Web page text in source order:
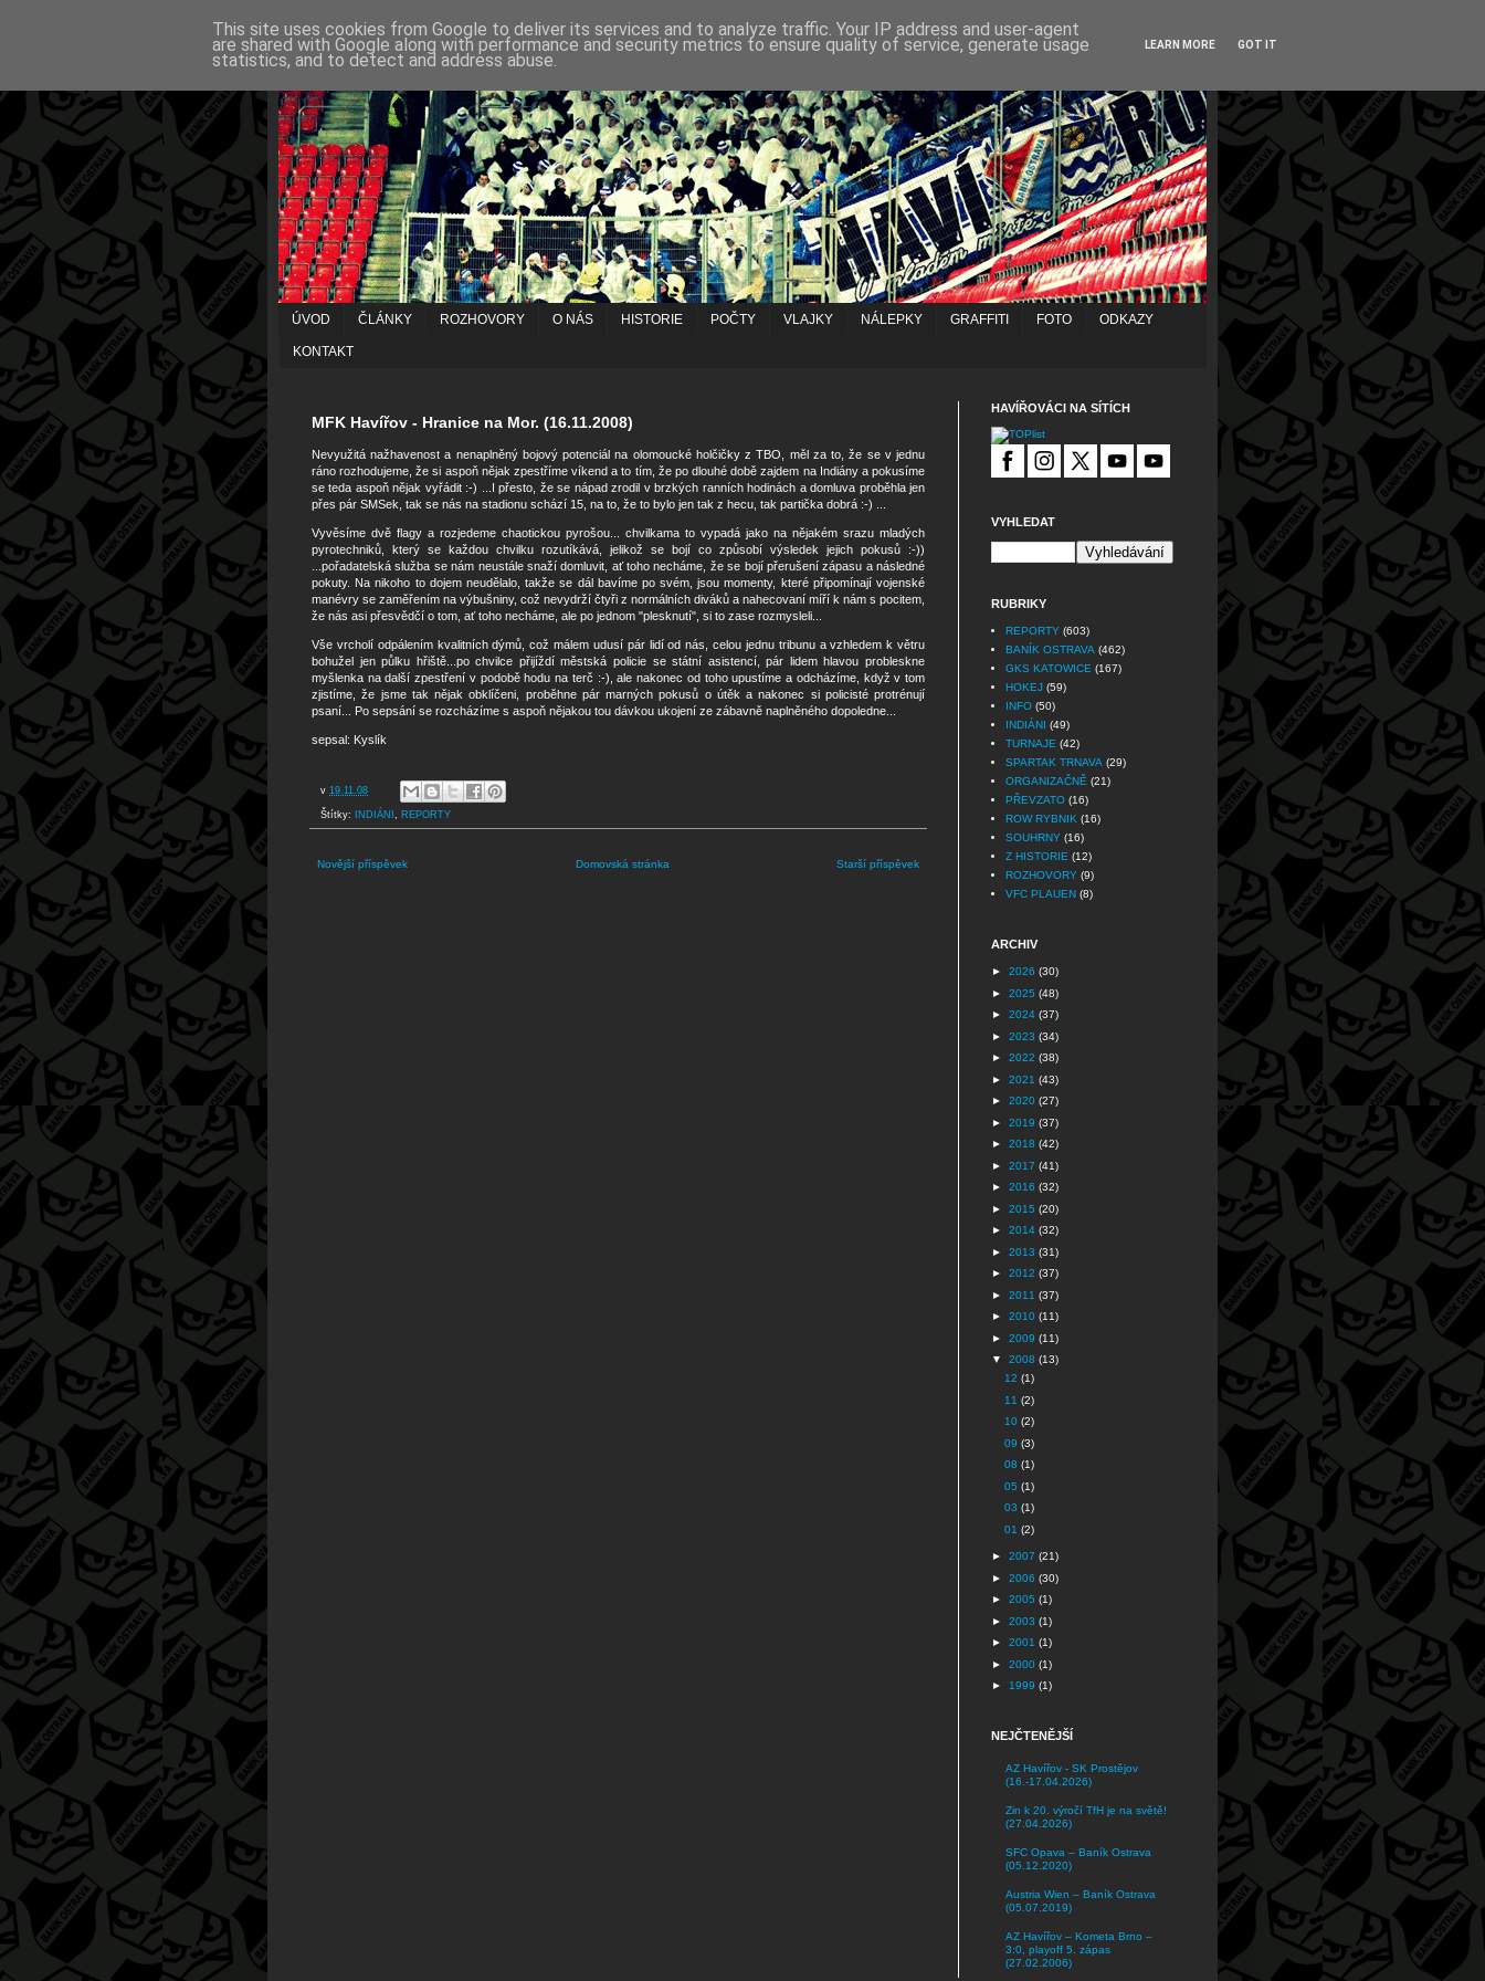
ÚVOD ČLÁNKY ROZHOVORY O NÁS HISTORIE POČTY VLAJKY NÁLEPKY GRAFFITI FOTO ODKAZY
KONTAKT
MFK Havířov - Hranice na Mor. (16.11.2008)
Nevyužitá nažhavenost a nenaplněný bojový potenciál na olomoucké holčičky z TBO, měl za to, že se v jednu
ráno rozhodujeme, že si aspoň nějak zpestříme víkend a to tím, že po dlouhé době zajdem na Indiány a pokusíme
se teda aspoň nějak vyřádit :-) ...I přesto, že se nápad zrodil v brzkých ranních hodinách a domluva proběhla jen
přes pár SMSek, tak se nás na stadionu schází 15, na to, že to bylo jen tak z hecu, tak partička dobrá :-) ...
Vyvěsíme dvě flagy a rozjedeme chaotickou pyrošou... chvilkama to vypadá jako na nějakém srazu mladých
pyrotechniků, který se každou chvilku rozutíkává, jelikož se bojí co způsobí výsledek jejich pokusů :-))
...pořadatelská služba se nám neustále snaží domluvit, ať toho necháme, že se bojí přerušení zápasu a následné
pokuty. Na nikoho to dojem neudělalo, takže se dál bavíme po svém, jsou momenty, které připomínají vojenské
manévry se zaměřením na výbušniny, což nevydrží čtyři z normálních diváků a nahecovaní míří k nám s pocitem,
že nás asi přesvědčí o tom, ať toho necháme, ale po jednom "plesknutí", si to zase rozmysleli...
Vše vrcholí odpálením kvalitních dýmů, což málem udusí pár lidí od nás, celou jednu tribunu a vzhledem k větru
bohužel jen půlku hřiště...po chvilce přijíždí městská policie se státní asistencí, pár lidem hlavou probleskne
myšlenka na další zpestření v podobě hodu na terč :-), ale nakonec od toho upustíme a odcházíme, když v tom
zjistíme, že jsme tak nějak obklíčeni, proběhne pár marných pokusů o útěk a nakonec si policisté protrénují
psaní... Po sepsání se rozcházíme s aspoň nějakou tou dávkou ukojení ze zábavně naplněného dopoledne...
sepsal: Kyslík
v 19.11.08
Štítky: INDIÁNI , REPORTY
Novější příspěvek Starší příspěvek
Domovská stránka
HAVÍŘOVÁCI NA SÍTÍCH
VYHLEDAT
RUBRIKY
REPORTY (603)
BANÍK OSTRAVA (462)
GKS KATOWICE (167)
HOKEJ (59)
INFO (50)
INDIÁNI (49)
TURNAJE (42)
SPARTAK TRNAVA (29)
ORGANIZAČNĚ (21)
PŘEVZATO (16)
ROW RYBNIK (16)
SOUHRNY (16)
Z HISTORIE (12)
ROZHOVORY (9)
VFC PLAUEN (8)
ARCHIV
► 2026 (30)
► 2025 (48)
► 2024 (37)
► 2023 (34)
► 2022 (38)
► 2021 (43)
► 2020 (27)
► 2019 (37)
► 2018 (42)
► 2017 (41)
► 2016 (32)
► 2015 (20)
► 2014 (32)
► 2013 (31)
► 2012 (37)
► 2011 (37)
► 2010 (11)
► 2009 (11)
▼ 2008 (13)
12 (1)
11 (2)
10 (2)
09 (3)
08 (1)
05 (1)
03 (1)
01 (2)
► 2007 (21)
► 2006 (30)
► 2005 (1)
► 2003 (1)
► 2001 (1)
► 2000 (1)
► 1999 (1)
NEJČTENĚJŠÍ
AZ Havířov - SK Prostějov
(16.-17.04.2026)
Zin k 20. výročí TfH je na světě!
(27.04.2026)
SFC Opava – Baník Ostrava
(05.12.2020)
Austria Wien – Baník Ostrava
(05.07.2019)
AZ Havířov – Kometa Brno –
3:0, playoff 5. zápas
(27.02.2006)
This site uses cookies from Google to deliver its services and to analyze traffic. Your IP address and user-agent
are shared with Google along with performance and security metrics to ensure quality of service, generate usage
statistics, and to detect and address abuse.
LEARN MORE GOT IT